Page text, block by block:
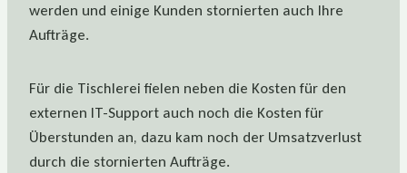
werden und einige Kunden stornierten auch Ihre
Aufträge.
Für die Tischlerei fielen neben die Kosten für den
externen IT-Support auch noch die Kosten für
Überstunden an, dazu kam noch der Umsatzverlust
durch die stornierten Aufträge.